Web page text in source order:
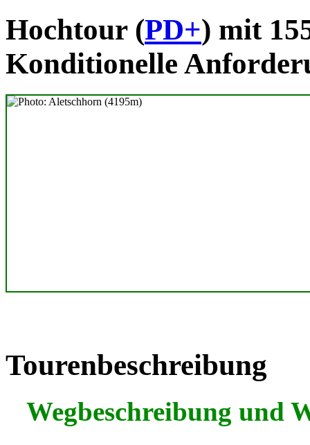
Hochtour (PD+) mit
Konditionelle
Tourenbeschreibung
Wegbeschreibung und